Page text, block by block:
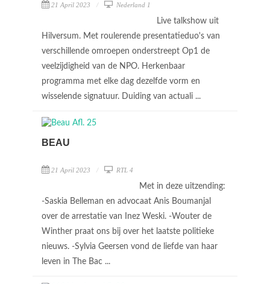
21 April 2023 Nederland 1
Live talkshow uit
Hilversum. Met roulerende presentatieduo's van
verschillende omroepen onderstreept Op1 de
veelzijdigheid van de NPO. Herkenbaar
programma met elke dag dezelfde vorm en
wisselende signatuur. Duiding van actuali ...
BEAU
21 April 2023 RTL 4
Met in deze uitzending:
-Saskia Belleman en advocaat Anis Boumanjal
over de arrestatie van Inez Weski. -Wouter de
Winther praat ons bij over het laatste politieke
nieuws. -Sylvia Geersen vond de liefde van haar
leven in The Bac ...